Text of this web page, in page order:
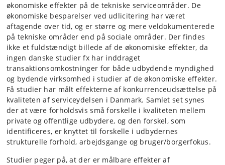
økonomiske effekter på de tekniske serviceområder. De
økonomiske besparelser ved udlicitering har været
aftagende over tid, og er større og mere veldokumenterede
på tekniske områder end på sociale områder. Der findes
ikke et fuldstændigt billede af de økonomiske effekter, da
ingen danske studier fx har inddraget
transaktionsomkostninger for både udbydende myndighed
og bydende virksomhed i studier af de økonomiske effekter.
Få studier har målt effekterne af konkurrenceudsættelse på
kvaliteten af serviceydelsen i Danmark. Samlet set synes
der at være forholdsvis små forskelle i kvaliteten mellem
private og offentlige udbydere, og den forskel, som
identificeres, er knyttet til forskelle i udbydernes
strukturelle forhold, arbejdsgange og bruger/borgerfokus.
Studier peger på, at der er målbare effekter af